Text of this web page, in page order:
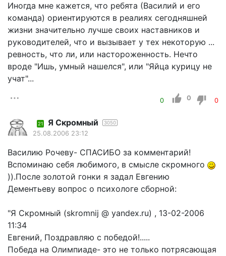
Иногда мне кажется, что ребята (Василий и его
команда) ориентируются в реалиях сегодняшней
жизни значительно лучше своих наставников и
руководителей, что и вызывает у тех некоторую ...
ревность, что ли, или настороженность. Нечто
вроде "Ишь, умный нашелся", или "Яйца курицу не
учат"...
0 0 0
21 Я Скромный 3050
25.08.2006 23:12
Василию Рочеву- СПАСИБО за комментарий!
Вспоминаю себя любимого, в смысле скромного
)).После золотой гонки я задал Евгению
Дементьеву вопрос о психологе сборной:
"Я Скромный (skromnij @ yandex.ru) , 13-02-2006
11:34
Евгений, Поздравляю с победой!.....
Победа на Олимпиаде- это не только потрясающая